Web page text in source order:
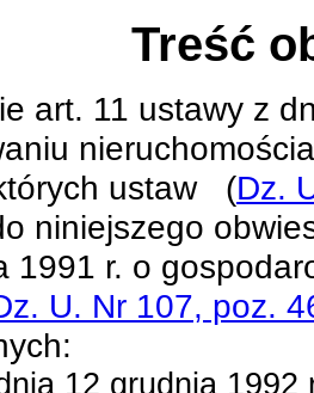
Treść
art. 11 ustawy z
ustaw
(Dz.
niniejszego
1991 r. o
U. Nr 107, poz.
12 grudnia